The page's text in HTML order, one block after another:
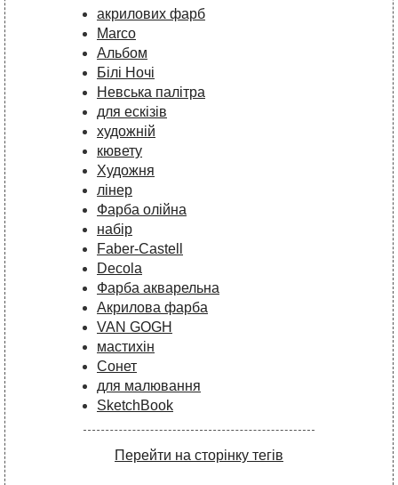
акрилових фарб
Marco
Альбом
Білі Ночі
Невська палітра
для ескізів
художній
кювету
Художня
лінер
Фарба олійна
набір
Faber-Castell
Decola
Фарба акварельна
Акрилова фарба
VAN GOGH
мастихін
Сонет
для малювання
SketchBook
Перейти на сторінку тегів